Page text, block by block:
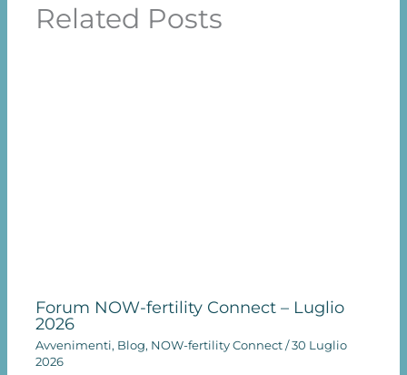
Related Posts
Forum NOW-fertility Connect – Luglio
2026
Avvenimenti, Blog, NOW-fertility Connect /30 Luglio
2026